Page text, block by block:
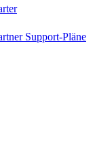
Support-Pläne